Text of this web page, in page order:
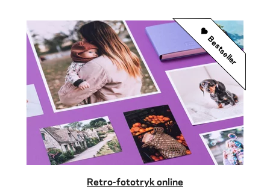
Retro-fototryk online
Bestseller